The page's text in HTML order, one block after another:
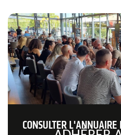
CONSULTER L'ANNUAIRE